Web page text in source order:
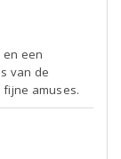
een
van de
amuses.